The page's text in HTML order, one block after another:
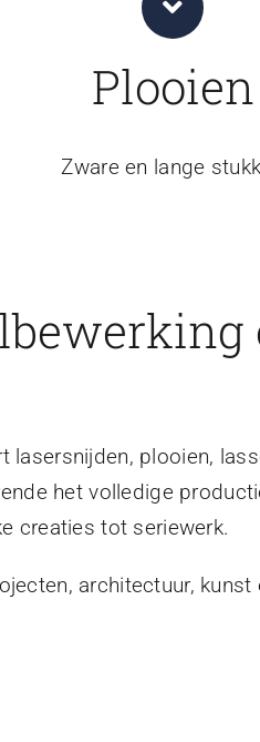
Plooien
Zware en lange
plooien,
het volledige
creaties tot seriewerk.
architectuur,